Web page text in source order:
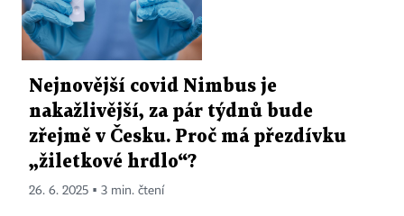
Nejnovější covid Nimbus je
nakažlivější, za pár týdnů bude
zřejmě v Česku. Proč má přezdívku
„žiletkové hrdlo“?
26. 6. 2025 ▪ 3 min. čtení